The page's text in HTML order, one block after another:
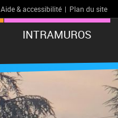
Aide & accessibilité | Plan du site
INTRAMUROS